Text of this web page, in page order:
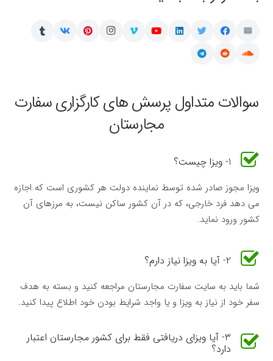
سوالات متداول پرسش های کارگزاری سفارت
مجارستان
1- ویزا چیست؟
ویزا مجوز صادر شده توسط نماینده دولت هر کشوری است که اجازه
می دهد فرد خارجی، که در آن کشور ساکن نیست، به مرزهای آن
کشور ورود نماید.
2- آیا به ویزا نیاز دارم؟
شما باید به سایت سفارت مجارستان مراجعه کنید و بسته به هدف
سفر خود از نیاز به ویزا و یا واجد شرایط بودن خود اطلاع پیدا کنید.
3- آیا ویزای دریافتی فقط برای کشور مجارستان اعتبار
دارد؟